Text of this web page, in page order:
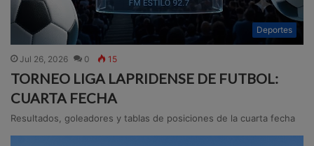
Deportes
Jul 26, 2026 0 15
TORNEO LIGA LAPRIDENSE DE FUTBOL:
CUARTA FECHA
Resultados, goleadores y tablas de posiciones de la cuarta fecha